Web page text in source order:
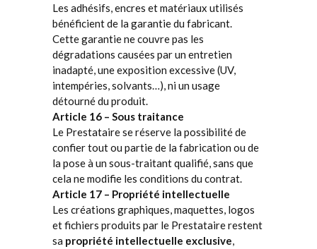
Les adhésifs, encres et matériaux utilisés
bénéficient de la garantie du fabricant.
Cette garantie ne couvre pas les
dégradations causées par un entretien
inadapté, une exposition excessive (UV,
intempéries, solvants…), ni un usage
détourné du produit.
Article 16 – Sous traitance
Le Prestataire se réserve la possibilité de
confier tout ou partie de la fabrication ou de
la pose à un sous-traitant qualifié, sans que
cela ne modifie les conditions du contrat.
Article 17 – Propriété intellectuelle
Les créations graphiques, maquettes, logos
et fichiers produits par le Prestataire restent
sa propriété intellectuelle exclusive,